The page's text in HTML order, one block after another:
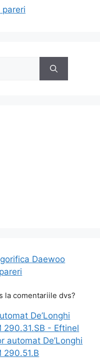
pareri
Daewoo
la comentariile dvs?
De’Longhi
290.31.SB - Eftinel
automat De’Longhi
290.51.B